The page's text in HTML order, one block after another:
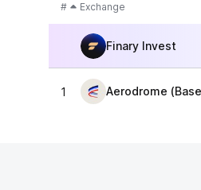
# Exchange
Finary Invest
1 Aerodrome